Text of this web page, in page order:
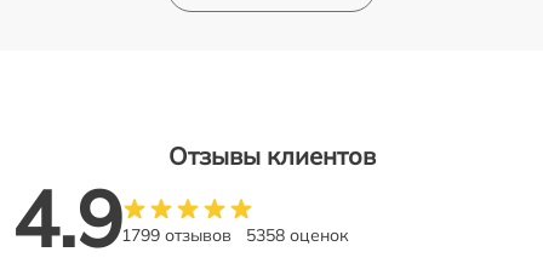
Отзывы клиентов
4.91799 отзывов 5358 оценок